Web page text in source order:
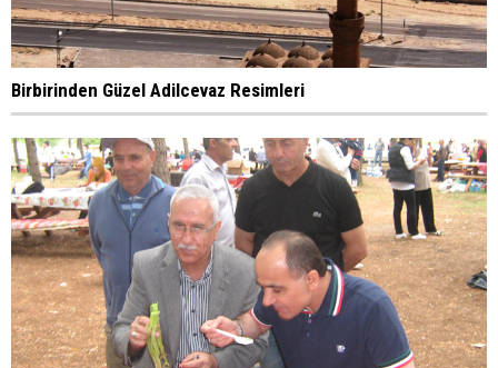
Birbirinden Güzel Adilcevaz Resimleri